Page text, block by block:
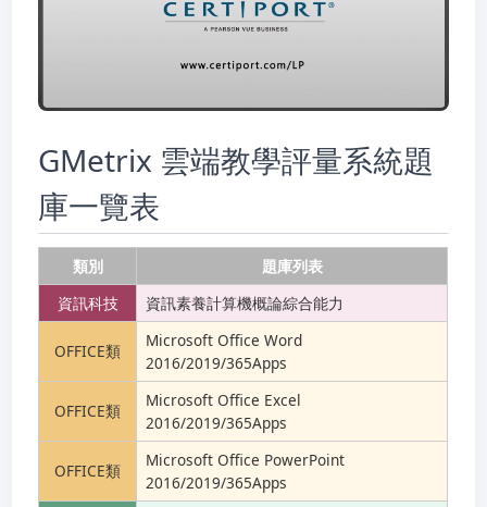
GMetrix 雲端教學評量系統題
庫一覽表
類別
題庫列表
資訊科技
資訊素養計算機概論綜合能力
OFFICE類
Microsoft Office Word
2016/2019/365Apps
OFFICE類
Microsoft Office Excel
2016/2019/365Apps
OFFICE類
Microsoft Office PowerPoint
2016/2019/365Apps